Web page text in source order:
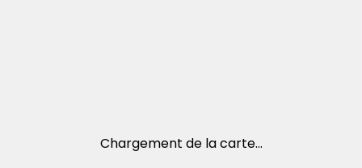
Chargement de la carte...